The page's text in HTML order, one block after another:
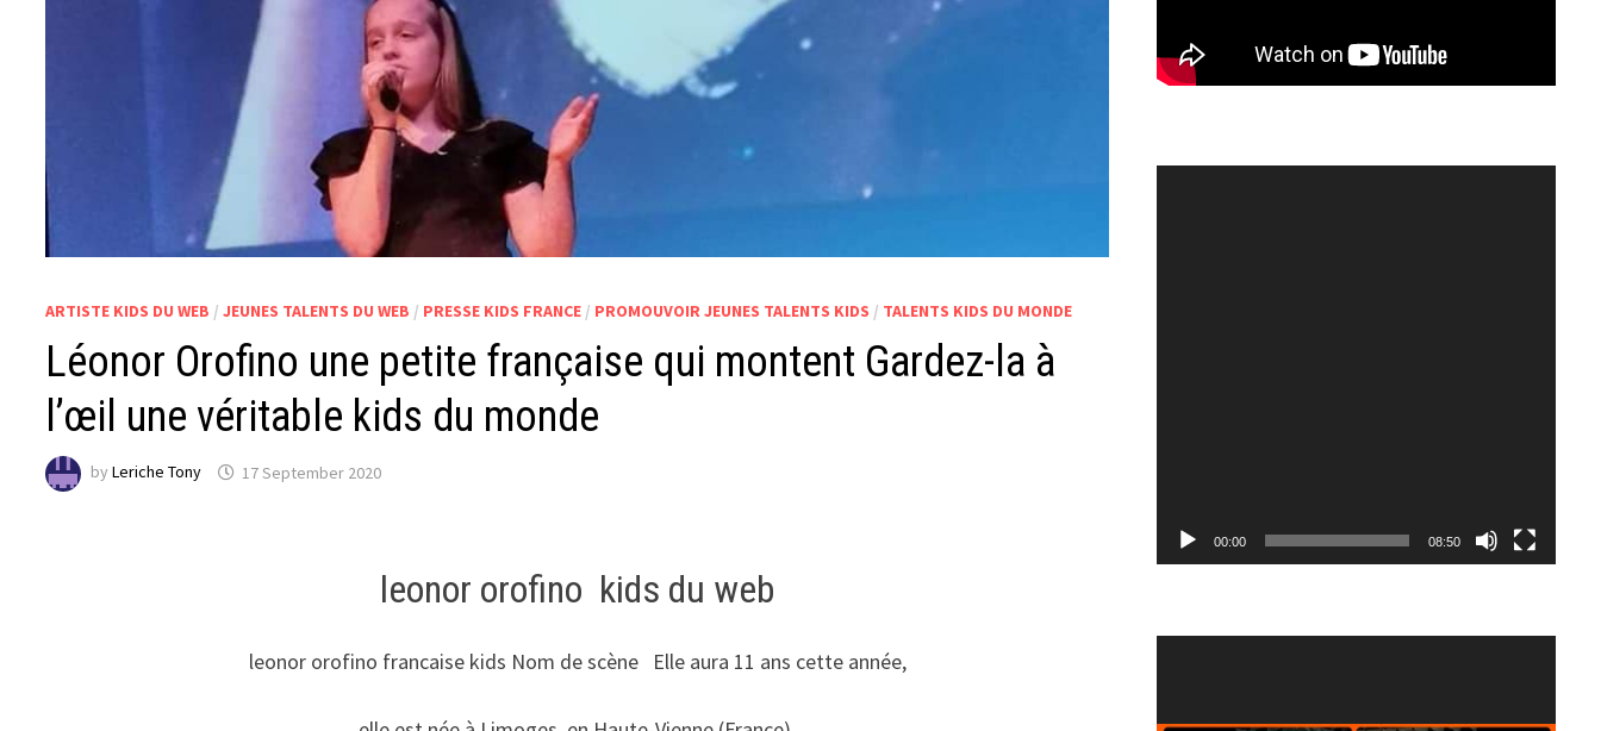
ARTISTE KIDS DU WEB /JEUNES TALENTS DU WEB / PRESSE KIDS FRANCE / PROMOUVOIR JEUNES TALENTS KIDS / TALENTS KIDS DU MONDE
Léonor Orofino une petite française qui montent Gardez-la à
l’œil une véritable kids du monde
byLeriche Tony 17 September 2020
leonor orofino kids du web
leonor orofino francaise kids Nom de scène Elle aura 11 ans cette année,
00:00 08:50